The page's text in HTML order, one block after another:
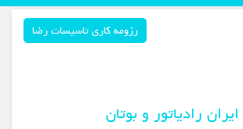
رزومه کاری تاسیسات رضا
رادیاتور و بوتان